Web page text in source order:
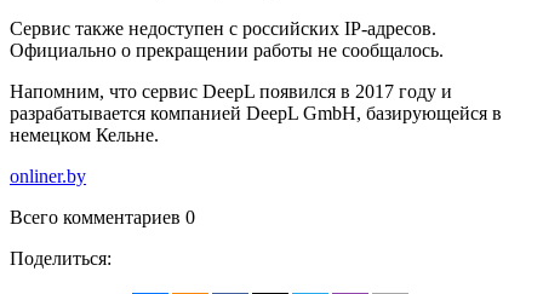
Сервис также недоступен с российских IP-адресов.
Официально о прекращении работы не сообщалось.
Напомним, что сервис DeepL появился в 2017 году и
разрабатывается компанией DeepL GmbH, базирующейся в
немецком Кельне.
onliner.by
Всего комментариев 0
Поделиться: